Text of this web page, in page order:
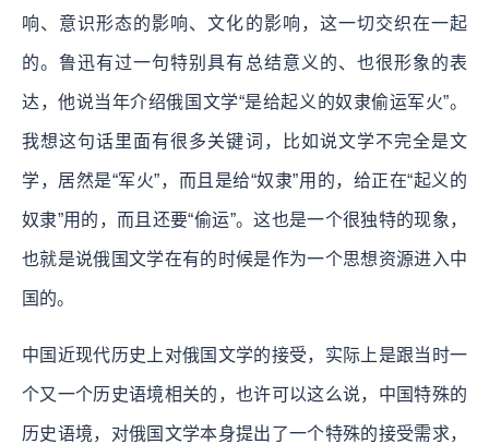
响、意识形态的影响、文化的影响，这一切交织在一起
的。鲁迅有过一句特别具有总结意义的、也很形象的表
达，他说当年介绍俄国文学“是给起义的奴隶偷运军火”。
我想这句话里面有很多关键词，比如说文学不完全是文
学，居然是“军火”，而且是给“奴隶”用的，给正在“起义的
奴隶”用的，而且还要“偷运”。这也是一个很独特的现象，
也就是说俄国文学在有的时候是作为一个思想资源进入中
国的。
中国近现代历史上对俄国文学的接受，实际上是跟当时一
个又一个历史语境相关的，也许可以这么说，中国特殊的
历史语境，对俄国文学本身提出了一个特殊的接受需求，